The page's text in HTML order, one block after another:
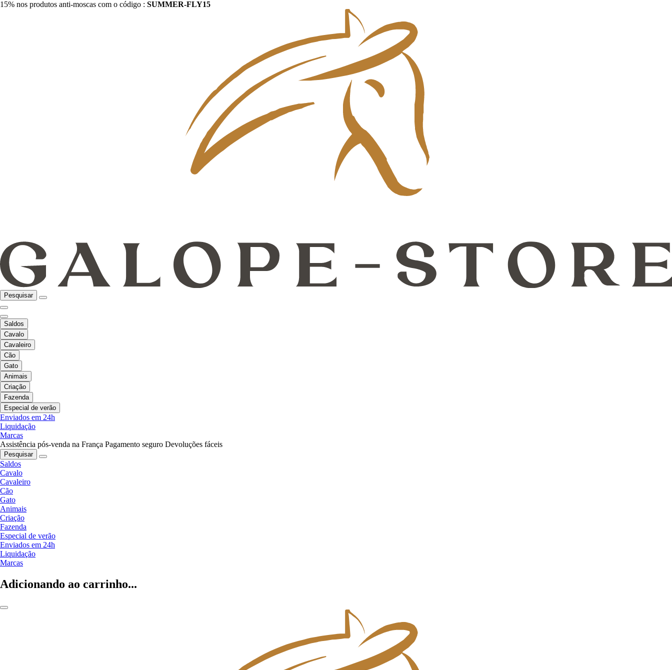
15% nos produtos anti-moscas com o código : SUMMER-FLY15
Pesquisar
Saldos
Cavalo
Cavaleiro
Cão
Gato
Animais
Criação
Fazenda
Especial de verão
Enviados em 24h
Liquidação
Marcas
Assistência pós-venda na França Pagamento seguro Devoluções fáceis
Pesquisar
Saldos
Cavalo
Cavaleiro
Cão
Gato
Animais
Criação
Fazenda
Especial de verão
Enviados em 24h
Liquidação
Marcas
Adicionando ao carrinho...